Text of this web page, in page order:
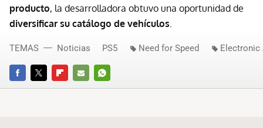
producto, la desarrolladora obtuvo una oportunidad de
diversificar su catálogo de vehículos.
FACEBOOKTWITTERFLIPBOARD
E-
WHATSAPP
TEMAS Noticias PS5 Need for Speed Electronic